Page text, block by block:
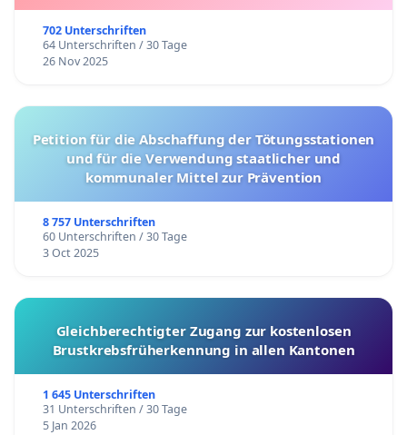
702 Unterschriften
64 Unterschriften / 30 Tage
26 Nov 2025
Petition für die Abschaffung der Tötungsstationen
und für die Verwendung staatlicher und
kommunaler Mittel zur Prävention
8 757 Unterschriften
60 Unterschriften / 30 Tage
3 Oct 2025
Gleichberechtigter Zugang zur kostenlosen
Brustkrebsfrüherkennung in allen Kantonen
1 645 Unterschriften
31 Unterschriften / 30 Tage
5 Jan 2026